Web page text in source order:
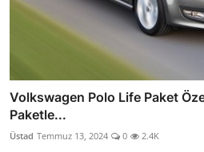
Volkswagen Polo Life Paket
Paketle...
Üstad Temmuz 13, 2024 0 2.4K